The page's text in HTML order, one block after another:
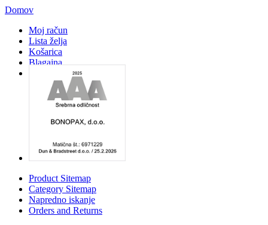
Domov
Moj račun
Lista želja
Košarica
Blagajna
Product Sitemap
Category Sitemap
Napredno iskanje
Orders and Returns